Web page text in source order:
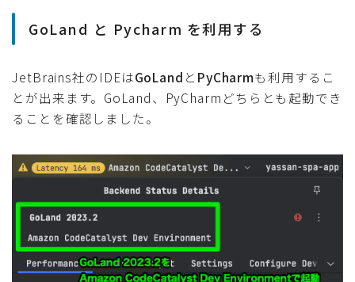
GoLand と Pycharm を利用する
JetBrains社のIDEはGoLand と PyCharmも利用するこ
とが出来ます。GoLand、PyCharmどちらとも起動でき
ることを確認しました。